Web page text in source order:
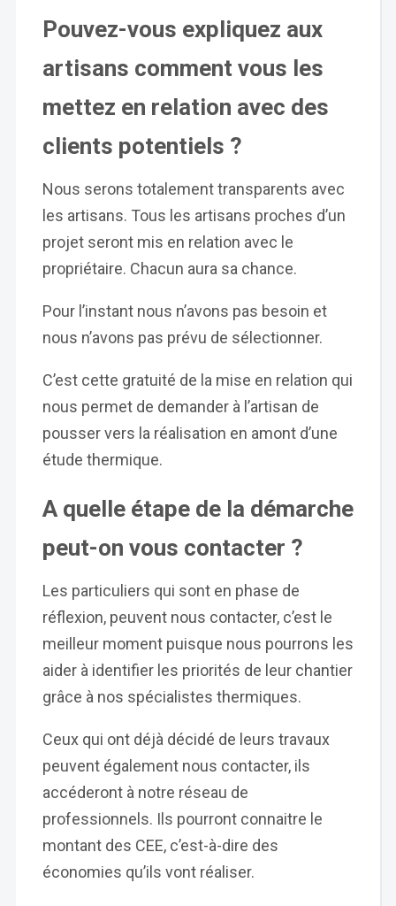
Pouvez-vous expliquez aux
artisans comment vous les
mettez en relation avec des
clients potentiels ?
Nous serons totalement transparents avec
les artisans. Tous les artisans proches d’un
projet seront mis en relation avec le
propriétaire. Chacun aura sa chance.
Pour l’instant nous n’avons pas besoin et
nous n’avons pas prévu de sélectionner.
C’est cette gratuité de la mise en relation qui
nous permet de demander à l’artisan de
pousser vers la réalisation en amont d’une
étude thermique.
A quelle étape de la démarche
peut-on vous contacter ?
Les particuliers qui sont en phase de
réflexion, peuvent nous contacter, c’est le
meilleur moment puisque nous pourrons les
aider à identifier les priorités de leur chantier
grâce à nos spécialistes thermiques.
Ceux qui ont déjà décidé de leurs travaux
peuvent également nous contacter, ils
accéderont à notre réseau de
professionnels. Ils pourront connaitre le
montant des CEE, c’est-à-dire des
économies qu’ils vont réaliser.